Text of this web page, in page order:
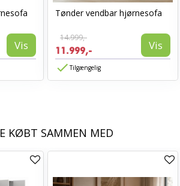
Vis
Tønder vendbar hjørnesofa
14.999,-
11.999,- Vis
Tilgængelig
KØBT SAMMEN MED